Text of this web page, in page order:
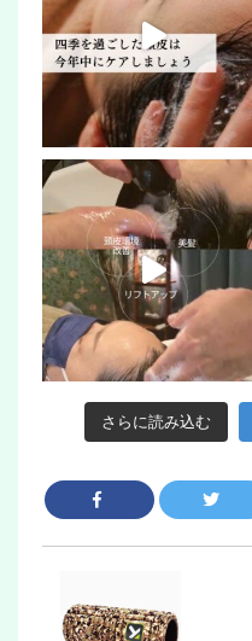
さらに読み込む